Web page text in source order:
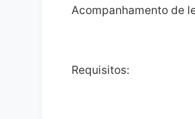
Acompanhamento de
Requisitos: